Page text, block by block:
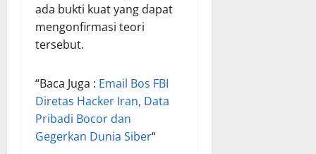
ada bukti kuat yang dapat
mengonfirmasi teori
tersebut.
“Baca Juga : Email Bos FBI
Diretas Hacker Iran, Data
Pribadi Bocor dan
Gegerkan Dunia Siber“